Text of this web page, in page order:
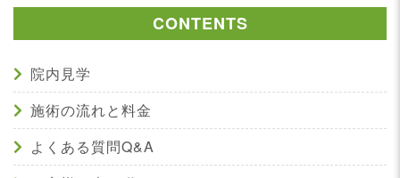
CONTENTS
院内見学
施術の流れと料金
よくある質問Q&A